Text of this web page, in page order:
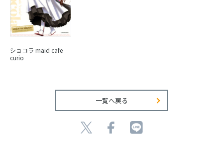
ショコラ maid cafe
curio
一覧へ戻る